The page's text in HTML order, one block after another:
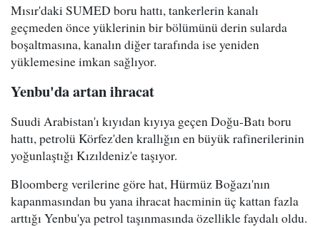
Mısır'daki SUMED boru hattı, tankerlerin kanalı
geçmeden önce yüklerinin bir bölümünü derin sularda
boşaltmasına, kanalın diğer tarafında ise yeniden
yüklemesine imkan sağlıyor.
Yenbu'da artan ihracat
Suudi Arabistan'ı kıyıdan kıyıya geçen Doğu-Batı boru
hattı, petrolü Körfez'den krallığın en büyük rafinerilerinin
yoğunlaştığı Kızıldeniz'e taşıyor.
Bloomberg verilerine göre hat, Hürmüz Boğazı'nın
kapanmasından bu yana ihracat hacminin üç kattan fazla
arttığı Yenbu'ya petrol taşınmasında özellikle faydalı oldu.